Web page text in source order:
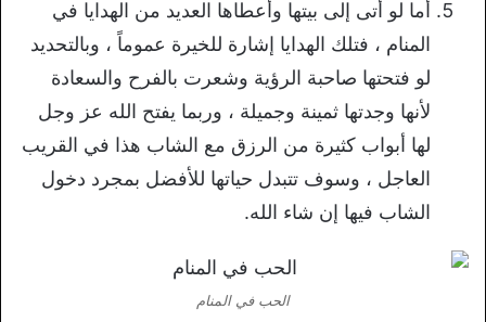
أما لو أتى إلى بيتها وأعطاها العديد من الهدايا في
المنام ، فتلك الهدايا إشارة للخيرة عموماً ، وبالتحديد
لو فتحتها صاحبة الرؤية وشعرت بالفرح والسعادة
لأنها وجدتها ثمينة وجميلة ، وربما يفتح الله عز وجل
لها أبواب كثيرة من الرزق مع الشاب هذا في القريب
العاجل ، وسوف تتبدل حياتها للأفضل بمجرد دخول
الشاب فيها إن شاء الله.
الحب في المنام